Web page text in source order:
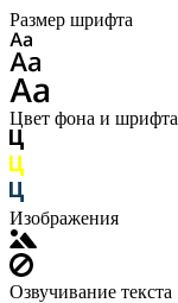
Размер шрифта
Цвет фона и шрифта
Изображения
Озвучивание текста